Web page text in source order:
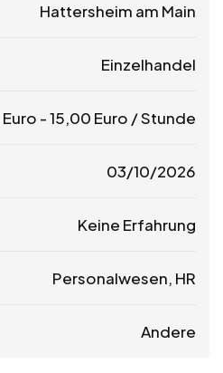
Hattersheim am Main
Einzelhandel
Euro -15,00 Euro / Stunde
03/10/2026
Keine Erfahrung
Personalwesen, HR
Andere